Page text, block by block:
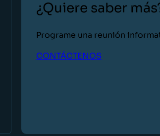
¿Quiere saber
Programe una reunión
CONTÁCTENOS